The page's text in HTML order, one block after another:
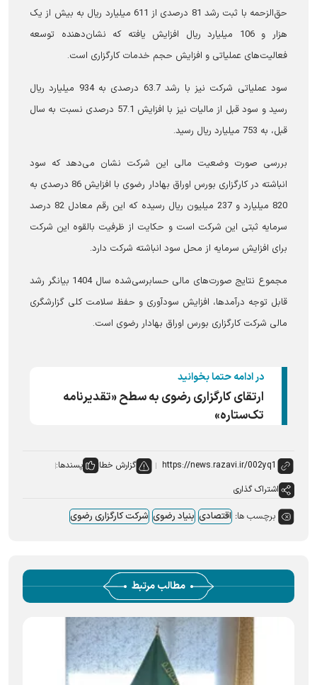
حق‌الزحمه با ثبت رشد 81 درصدی از 611 میلیارد ریال به بیش از یک
هزار و 106 میلیارد ریال افزایش یافته که نشان‌دهنده توسعه
فعالیت‌های عملیاتی و افزایش حجم خدمات کارگزاری است.
سود عملیاتی شرکت نیز با رشد 63.7 درصدی به 934 میلیارد ریال
رسید و سود قبل از مالیات نیز با افزایش 57.1 درصدی نسبت به سال
قبل، به 753 میلیارد ریال رسید.
بررسی صورت وضعیت مالی این شرکت نشان می‌دهد که سود
انباشته در کارگزاری بورس اوراق بهادار رضوی با افزایش 86 درصدی به
820 میلیارد و 237 میلیون ریال رسیده که این رقم معادل 82 درصد
سرمایه ثبتی این شرکت است و حکایت از ظرفیت بالقوه این شرکت
برای افزایش سرمایه از محل سود انباشته شرکت دارد.
مجموع نتایج صورت‌های مالی حسابرسی‌شده سال 1404 بیانگر رشد
قابل توجه درآمدها، افزایش سودآوری و حفظ سلامت کلی گزارشگری
مالی شرکت کارگزاری بورس اوراق بهادار رضوی است.
در ادامه حتما بخوانید
ارتقای کارگزاری رضوی به سطح «تقدیرنامه
تک‌ستاره»
گزارش خطا
پسندها:
اشتراک گذاری
برچسب ها: اقتصادی بنیاد رضوی شرکت کارگزاری رضوی
مطالب مرتبط